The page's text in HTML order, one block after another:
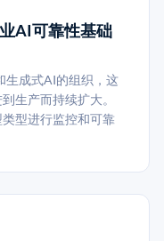
AI可靠性基础
生成式AI的组织，这
生产而持续扩大。
型进行监控和可靠